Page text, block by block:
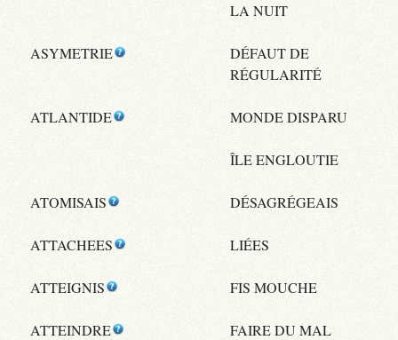
LA NUIT
ASYMETRIE
DÉFAUT DE
RÉGULARITÉ
ATLANTIDE MONDE DISPARU
ÎLE ENGLOUTIE
ATOMISAIS DÉSAGRÉGEAIS
ATTACHEES LIÉES
ATTEIGNIS FIS MOUCHE
ATTEINDRE FAIRE DU MAL